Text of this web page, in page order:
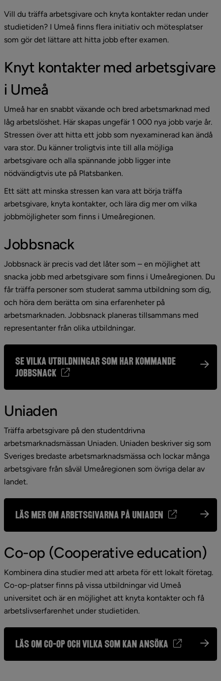
Vill du träffa arbetsgivare och knyta kontakter redan under
studietiden? I Umeå finns flera initiativ och mötesplatser
som gör det lättare att hitta jobb efter examen.
Knyt kontakter med arbetsgivare
i Umeå
Umeå har en snabbt växande och bred arbetsmarknad med
låg arbetslöshet. Här skapas ungefär 1 000 nya jobb varje år.
Stressen över att hitta ett jobb som nyexaminerad kan ändå
vara stor. Du känner troligtvis inte till alla möjliga
arbetsgivare och alla spännande jobb ligger inte
nödvändigtvis ute på Platsbanken.
Ett sätt att minska stressen kan vara att börja träffa
arbetsgivare, knyta kontakter, och lära dig mer om vilka
jobbmöjligheter som finns i Umeåregionen.
Jobbsnack
Jobbsnack är precis vad det låter som – en möjlighet att
snacka jobb med arbetsgivare som finns i Umeåregionen. Du
får träffa personer som studerat samma utbildning som dig,
och höra dem berätta om sina erfarenheter på
arbetsmarknaden. Jobbsnack planeras tillsammans med
representanter från olika utbildningar.
Se vilka utbildningar som har kommande
jobbsnack
Uniaden
Träffa arbetsgivare på den studentdrivna
arbetsmarknadsmässan Uniaden. Uniaden beskriver sig som
Sveriges bredaste arbetsmarknadsmässa och lockar många
arbetsgivare från såväl Umeåregionen som övriga delar av
landet.
Läs mer om arbetsgivarna på Uniaden
Co-op (Cooperative education)
Kombinera dina studier med att arbeta för ett lokalt företag.
Co-op-platser finns på vissa utbildningar vid Umeå
universitet och är en möjlighet att knyta kontakter och få
arbetslivserfarenhet under studietiden.
Läs om Co-op och vilka som kan ansöka